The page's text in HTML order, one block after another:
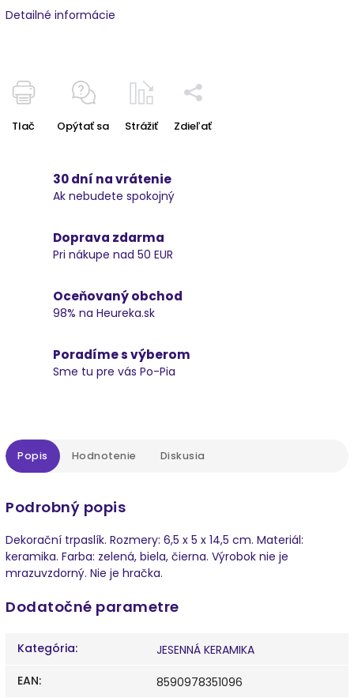
Detailné informácie
Tlač Opýtať sa Strážiť Zdieľať
30 dní na vrátenie
Ak nebudete spokojný
Doprava zdarma
Pri nákupe nad 50 EUR
Oceňovaný obchod
98% na Heureka.sk
Poradíme s výberom
Sme tu pre vás Po-Pia
Popis Hodnotenie Diskusia
Podrobný popis
Dekorační trpaslík. Rozmery: 6,5 x 5 x 14,5 cm. Materiál:
keramika. Farba: zelená, biela, čierna. Výrobok nie je
mrazuvzdorný. Nie je hračka.
Dodatočné parametre
Kategória:
JESENNÁ KERAMIKA
EAN: 8590978351096